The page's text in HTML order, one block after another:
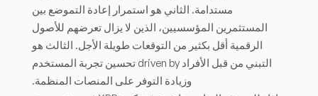
مستدامة. الثاني هو استمرار إعادة التموضع بين
المستثمرين المؤسسيين، الذين لا يزال تعرضهم للأصول
الرقمية أقل بكثير من التوقعات طويلة الأجل. الثالث هو
التبني من قبل الأفراد driven by تحسين تجربة المستخدم
وزيادة التوفر على المنصات المنظمة.